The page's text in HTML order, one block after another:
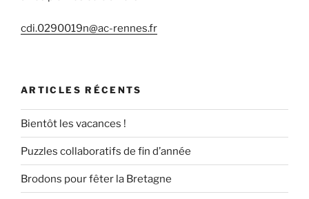
cdi.0290019n@ac-rennes.fr
ARTICLES RÉCENTS
Bientôt les vacances !
Puzzles collaboratifs de fin d’année
Brodons pour fêter la Bretagne